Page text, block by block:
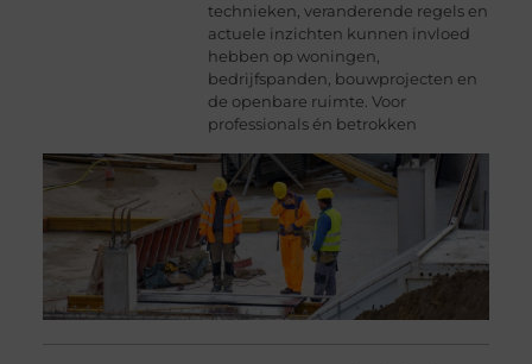
technieken, veranderende regels en
actuele inzichten kunnen invloed
hebben op woningen,
bedrijfspanden, bouwprojecten en
de openbare ruimte. Voor
professionals én betrokken